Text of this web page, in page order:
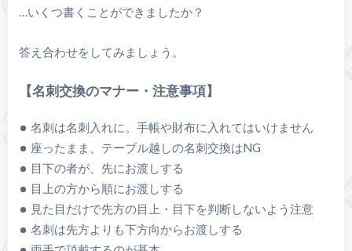
…いくつ書くことができましたか？
答え合わせをしてみましょう。
【名刺交換のマナー・注意事項】
名刺は名刺入れに。手帳や財布に入れてはいけません
座ったまま、テーブル越しの名刺交換はNG
目下の者が、先にお渡しする
目上の方から順にお渡しする
見た目だけで先方の目上・目下を判断しないよう注意
名刺は先方よりも下方向からお渡しする